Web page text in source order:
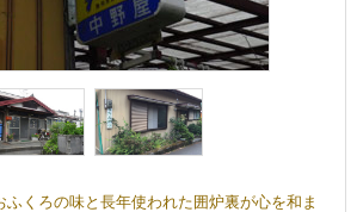
ふくろの味と長年使われた囲炉裏が心を和ま